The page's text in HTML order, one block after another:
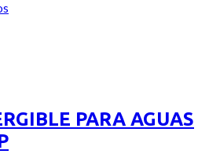
PARA AGUAS